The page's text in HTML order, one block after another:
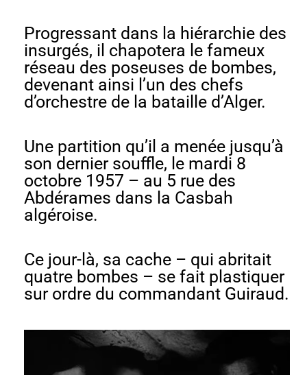
Progressant dans la hiérarchie des
insurgés, il chapotera le fameux
réseau des poseuses de bombes,
devenant ainsi l’un des chefs
d’orchestre de la bataille d’Alger.
Une partition qu’il a menée jusqu’à
son dernier souffle, le mardi 8
octobre 1957 – au 5 rue des
Abdérames dans la Casbah
algéroise.
Ce jour-là, sa cache – qui abritait
quatre bombes – se fait plastiquer
sur ordre du commandant Guiraud.